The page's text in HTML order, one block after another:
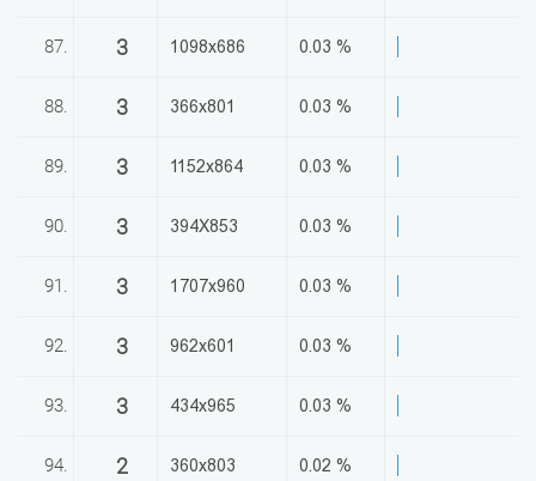
87. 3 1098x686 0.03 %
88. 3 366x801 0.03 %
89. 3 1152x864 0.03 %
90. 3 394X853 0.03 %
91. 3 1707x960 0.03 %
92. 3 962x601 0.03 %
93. 3 434x965 0.03 %
94. 2 360x803 0.02 %